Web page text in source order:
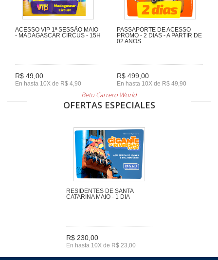
ACESSO VIP 1ª SESSÃO MAIO
- MADAGASCAR CIRCUS - 15H
R$ 49,00
En hasta 10X de R$ 4,90
PASSAPORTE DE ACESSO
PROMO - 2 DIAS - A PARTIR DE
02 ANOS
R$ 499,00
En hasta 10X de R$ 49,90
Beto Carrero World
OFERTAS ESPECIALES
RESIDENTES DE SANTA
CATARINA MAIO - 1 DIA
R$ 230,00
En hasta 10X de R$ 23,00